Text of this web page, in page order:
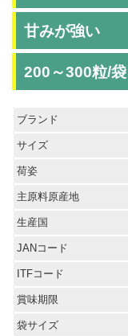
甘みが強い
200～300粒/
ブランド
サイズ
荷姿
主原料原産地
生産国
JANコード
ITFコード
賞味期限
袋サイズ